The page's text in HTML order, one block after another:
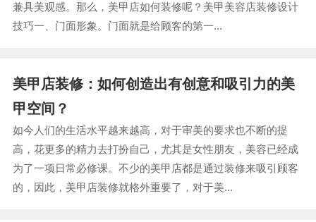
兼具美观感。那么，美甲店如何装修呢？美甲美容店装修设计
技巧一、门面形象。门面就是给顾客的第一...
美甲店装修：如何创造出有创意和吸引力的美
甲空间？
如今人们的生活水平越来越高，对于审美的要求也不断的提
高，花更多的精力去打扮自己，尤其是女性朋友，美容已经成
为了一项日常必修课。不少的美甲店都是通过装修来吸引顾客
的，因此，美甲店装修就格外重要了，对于美...